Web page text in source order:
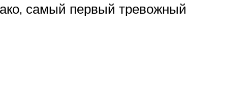
самый первый тревожный